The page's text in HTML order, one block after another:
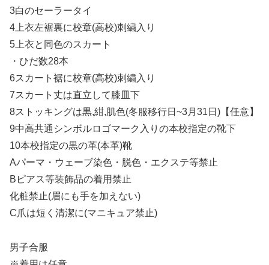
3白のセーラータイ
4上衣左裾裏に校章(高校)刺繍入り
5上衣と同色のスカート
・ひだ数28本
6スカート裾に校章(高校)刺繍入り
7スカート丈は直立して膝皿下
8ストッキングは黒,紺,肌色(冬服移行日~3月31日)【任意】
9中高共通シンボルロゴマーク入りの本校指定の靴下
10本校指定の黒の革(本革)靴
Aパーマ・ウェーブ染色・脱色・エクステ等禁止
Bピアス等装飾品の着用禁止
化粧禁止(眉にも手を加えない)
C爪は短く清潔に(マニキュア禁止)
男子合服